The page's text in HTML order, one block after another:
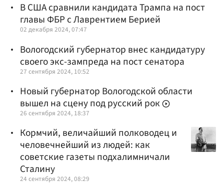
В США сравнили кандидата Трампа на пост
главы ФБР с Лаврентием Берией
02 декабря 2024, 07:47
Вологодский губернатор внес кандидатуру
своего экс-зампреда на пост сенатора
27 сентября 2024, 10:52
Новый губернатор Вологодской области
вышел на сцену под русский рок
26 сентября 2024, 18:37
Кормчий, величайший полководец и
человечнейший из людей: как
советские газеты подхалимничали
Сталину
24 сентября 2024, 08:29